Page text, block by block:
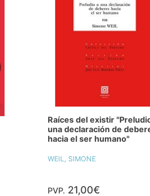
Raíces del existir
una declaración de
hacia el ser humano"
WEIL, SIMONE
PVP. 21,00€